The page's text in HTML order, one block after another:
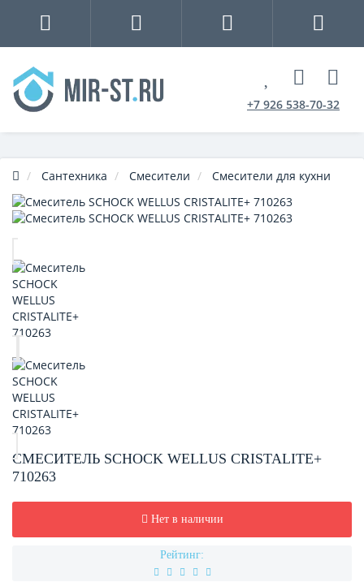
+7 926 538-70-32
Сантехника Смесители Смесители для кухни
СМЕСИТЕЛЬ SCHOCK WELLUS CRISTALITE+
710263
Нет в наличии
Рейтинг: